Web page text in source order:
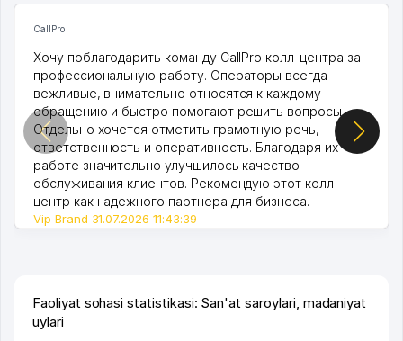
CallPro
Хочу поблагодарить команду CallPro колл-центра за
профессиональную работу. Операторы всегда
вежливые, внимательно относятся к каждому
обращению и быстро помогают решить вопросы.
Отдельно хочется отметить грамотную речь,
ответственность и оперативность. Благодаря их
работе значительно улучшилось качество
обслуживания клиентов. Рекомендую этот колл-
центр как надежного партнера для бизнеса.
Vip Brand 31.07.2026 11:43:39
Faoliyat sohasi statistikasi: San'at saroylari, madaniyat
uylari